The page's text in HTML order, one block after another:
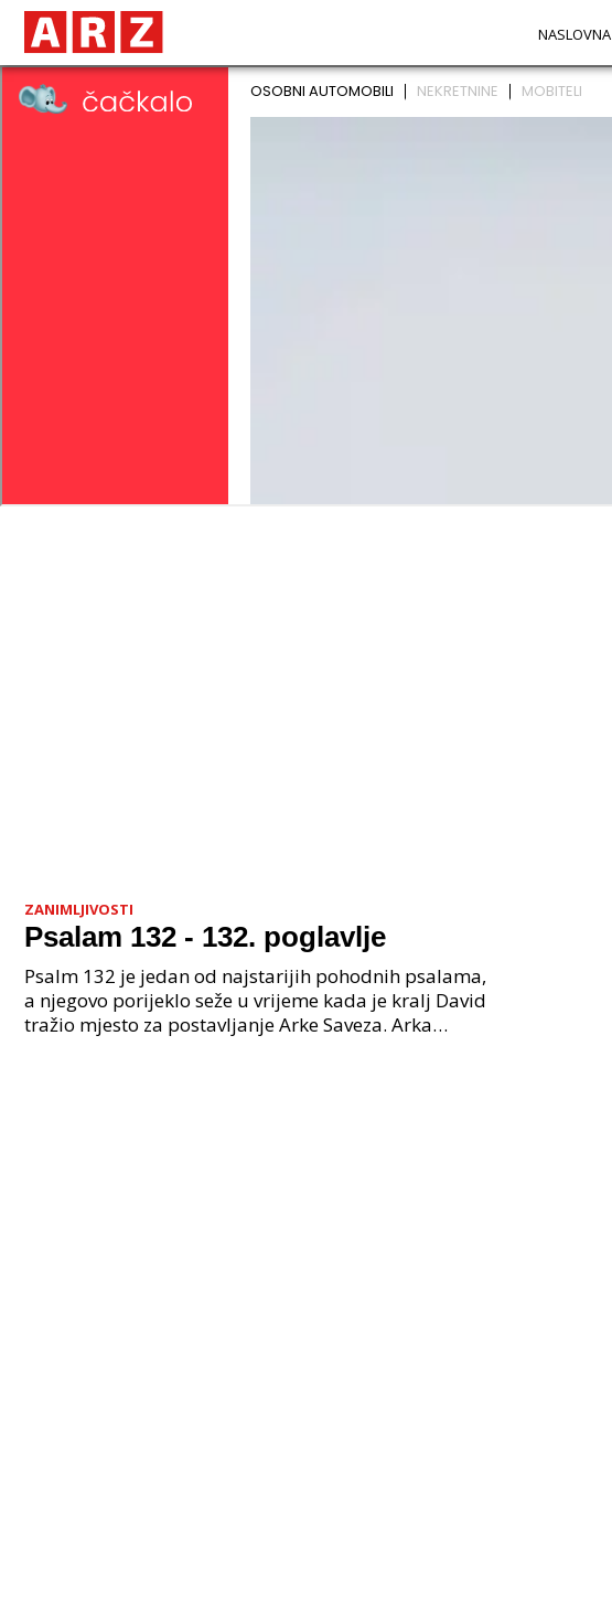
NASLOVNA
ZANIMLJIVOSTI
Psalam 132 - 132. poglavlje
Psalm 132 je jedan od najstarijih pohodnih psalama,
a njegovo porijeklo seže u vrijeme kada je kralj David
tražio mjesto za postavljanje Arke Saveza. Arka